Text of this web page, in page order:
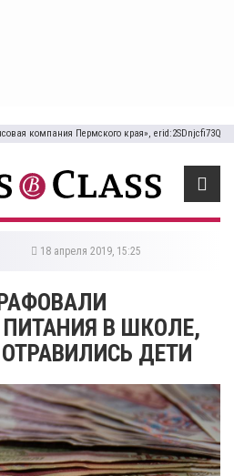
компания Пермского края», erid:2SDnjcfi73Q
18 апреля 2019, 15:25
В ШКОЛЕ,
ДЕТИ